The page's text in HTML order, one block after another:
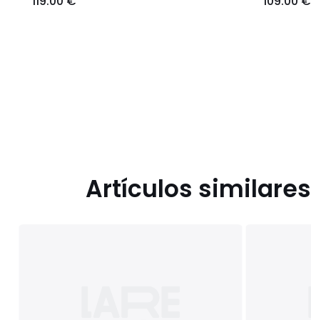
Artículos similares